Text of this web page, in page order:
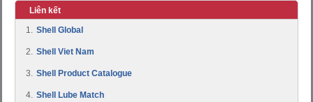
Liên kết
1. Shell Global
2. Shell Viet Nam
3. Shell Product Catalogue
4. Shell Lube Match